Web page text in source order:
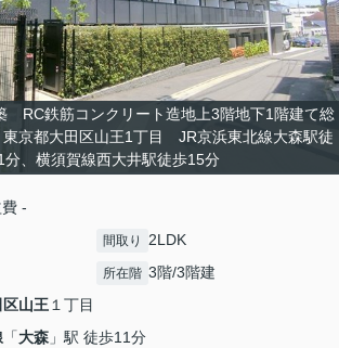
RC鉄筋コンクリート造地上3階地下1階建て総
東京都大田区山王1丁目 JR京浜東北線大森駅徒
分、横須賀線西大井駅徒歩15分
-
間取り 2LDK
所在階 3階/3階建
区山王１丁目
「大森 」駅 徒歩11分